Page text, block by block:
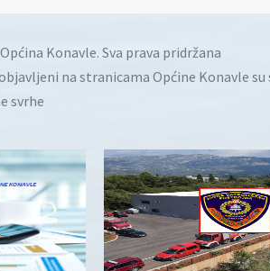
Konavle. Sva prava pridržana
na stranicama Općine Konavle
svrhe